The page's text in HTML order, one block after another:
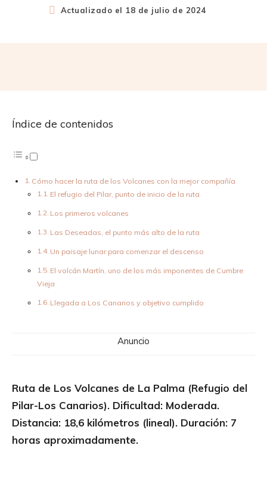
Actualizado el 18 de julio de 2024
Índice de contenidos
Cómo hacer la ruta de los Volcanes con la mejor compañía
El refugio del Pilar, punto de inicio de la ruta
Los primeros volcanes
Las Deseadas, el punto más alto de la ruta
Un paisaje lunar para comenzar el descenso
El volcán Martín, uno de los más imponentes de Cumbre
Vieja
Llegada a Los Canarios y objetivo cumplido
Anuncio
Ruta de Los Volcanes de La Palma (Refugio del
Pilar-Los Canarios). Dificultad: Moderada.
Distancia: 18,6 kilómetros (lineal). Duración: 7
horas aproximadamente.